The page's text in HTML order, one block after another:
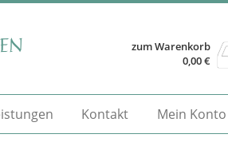
zum Warenkorb
0,00€
Kontakt Mein Konto